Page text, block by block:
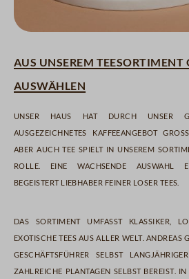
Aus unserem
auswählen
Unser Haus hat durch unser
ausgezeichnetes Kaffeeangebot
Aber auch Tee spielt in unserem
Rolle. Eine wachsende Auswahl
begeistert Liebhaber feiner loser Tees.
Das Sortiment umfasst Klassiker,
exotische Tees aus aller Welt. Andreas
Geschäftsführer selbst
zahlreiche Plantagen selbst bereist.